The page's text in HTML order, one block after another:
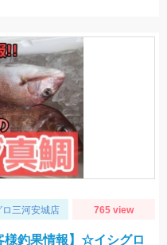
ロ三河安城店 765 view
様釣果情報】☆イシグロ